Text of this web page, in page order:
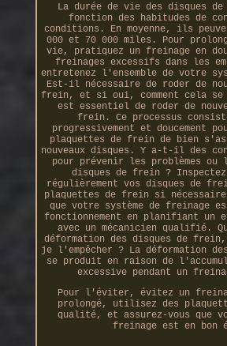
La durée de vie des disques
fonction des habitudes de
conditions. En moyenne, ils
000 et 70 000 miles. Pour
vie, pratiquez un freinage en
freinages excessifs dans les
entretenez l'ensemble de votre
Est-il nécessaire de roder de
frein, et si oui, comment cela
est essentiel de roder de
frein. Ce processus
progressivement et doucement
plaquettes de frein de bien
nouveaux disques. Y a-t-il des
pour prévenir les problèmes ou
disques de frein ?
régulièrement vos disques de
plaquettes de frein si
que votre système de freinage
fonctionnement en planifiant un
avec un mécanicien qualifié.
déformation des disques de frein,
je l'empêcher ? La déformation
se produit en raison de
excessive pendant un
Pour l'éviter, évitez un
prolongé, utilisez des
qualité, et assurez-vous que
freinage est en bon